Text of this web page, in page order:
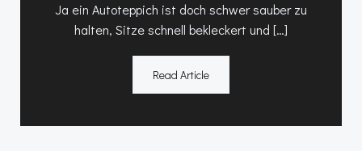
Ja ein Autoteppich ist doch schwer sauber zu
halten, Sitze schnell bekleckert und […]
Read Article